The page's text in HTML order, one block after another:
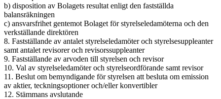
b) disposition av Bolagets resultat enligt den fastställda
balansräkningen
c) ansvarsfrihet gentemot Bolaget för styrelseledamöterna och den
verkställande direktören
8. Fastställande av antalet styrelseledamöter och styrelsesuppleanter
samt antalet revisorer och revisorssuppleanter
9. Fastställande av arvoden till styrelsen och revisor
10. Val av styrelseledamöter och styrelseordförande samt revisor
11. Beslut om bemyndigande för styrelsen att besluta om emission
av aktier, teckningsoptioner och/eller konvertibler
12. Stämmans avslutande